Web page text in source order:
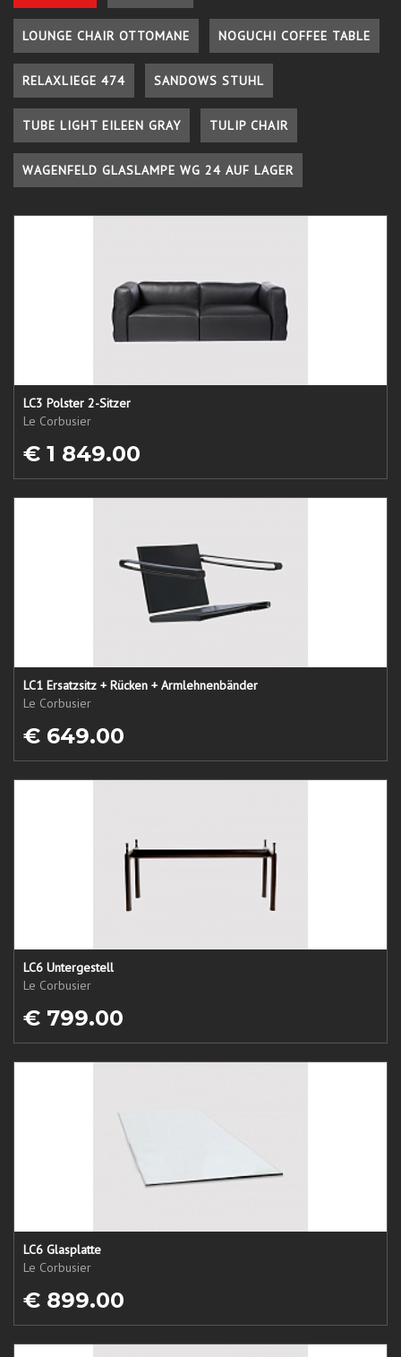
LOUNGE CHAIR OTTOMANE NOGUCHI COFFEE TABLE
RELAXLIEGE 474 SANDOWS STUHL
TUBE LIGHT EILEEN GRAY TULIP CHAIR
WAGENFELD GLASLAMPE WG 24 AUF LAGER
LC3 Polster 2-Sitzer
Le Corbusier
€ 1 849.00
LC1 Ersatzsitz + Rücken + Armlehnenbänder
Le Corbusier
€ 649.00
LC6 Untergestell
Le Corbusier
€ 799.00
LC6 Glasplatte
Le Corbusier
€ 899.00